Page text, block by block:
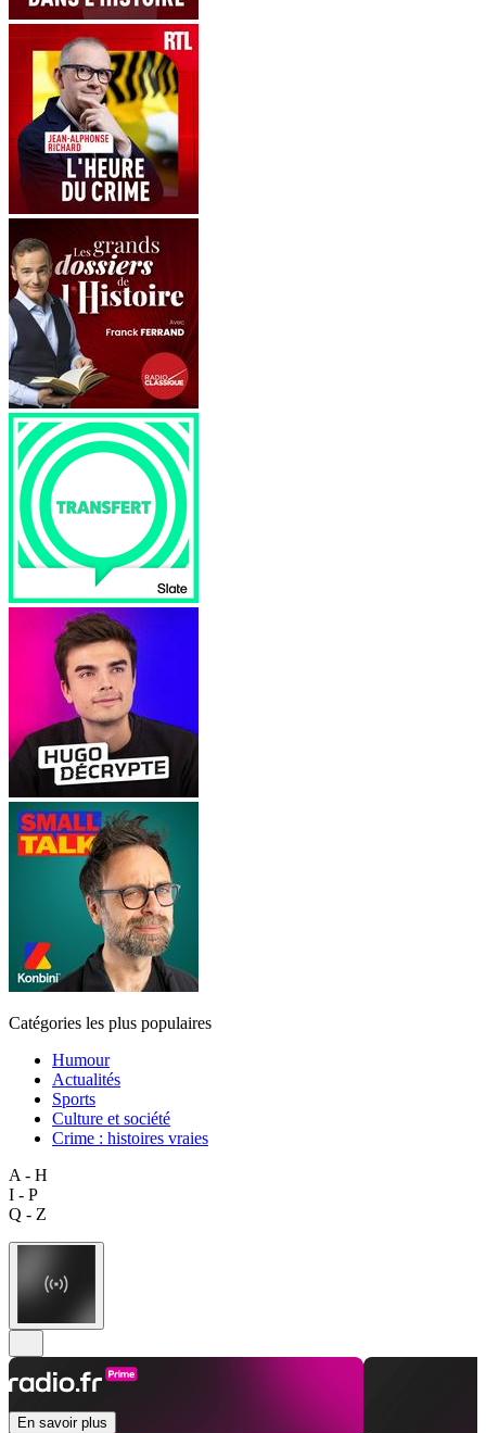
Catégories les plus populaires
Humour
Actualités
Sports
Culture et société
Crime : histoires vraies
A - H
I - P
Q - Z
En savoir plus